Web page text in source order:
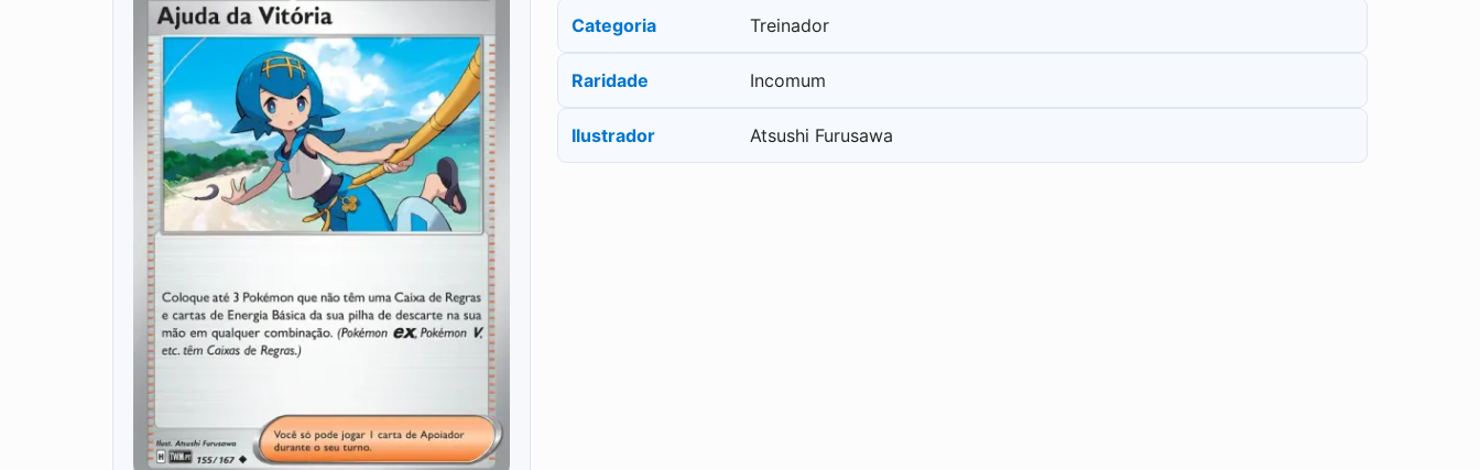
Categoria Treinador
Raridade Incomum
Ilustrador Atsushi Furusawa